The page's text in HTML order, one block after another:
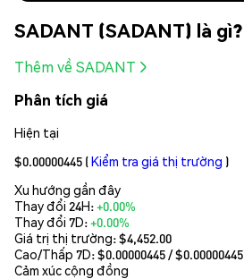
SADANT (SADANT) là gì?
Thêm về SADANT
Phân tích giá
Hiện tại
$0.00000445 (Kiểm tra giá thị trường )
Xu hướng gần đây
Thay đổi 24H:+0.00%
Thay đổi 7D:+0.00%
Giá trị thị trường:$4,452.00
Cao/Thấp 7D: $0.00000445/ $0.00000445
Cảm xúc cộng đồng